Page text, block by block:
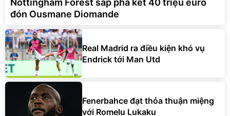
Nottingham Forest sắp phá két 40 triệu euro
đón Ousmane Diomande
Real Madrid ra điều kiện khó vụ
Endrick tới Man Utd
Fenerbahce đạt thỏa thuận miệng
với Romelu Lukaku